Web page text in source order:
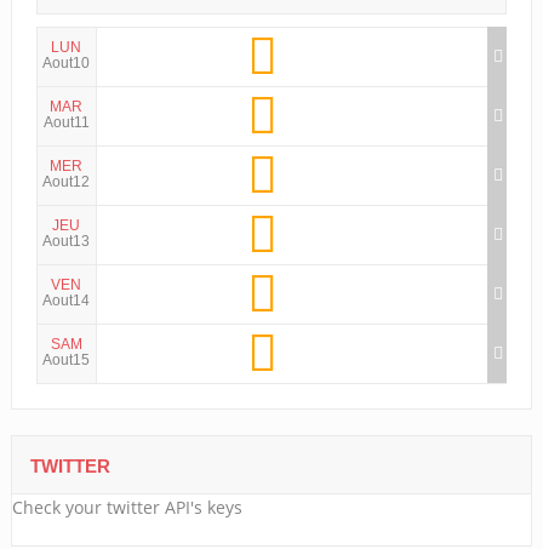
LUN
Aout10
MAR
Aout11
MER
Aout12
JEU
Aout13
VEN
Aout14
SAM
Aout15
TWITTER
Check your twitter API's keys